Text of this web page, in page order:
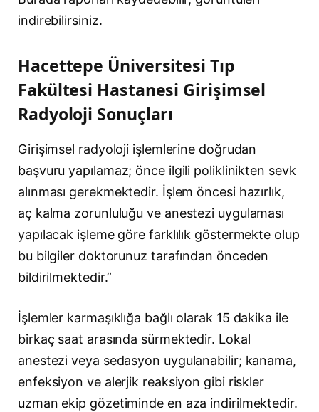
indirebilirsiniz.
Hacettepe Üniversitesi Tıp
Fakültesi Hastanesi Girişimsel
Radyoloji Sonuçları
Girişimsel radyoloji işlemlerine doğrudan
başvuru yapılamaz; önce ilgili poliklinikten sevk
alınması gerekmektedir. İşlem öncesi hazırlık,
aç kalma zorunluluğu ve anestezi uygulaması
yapılacak işleme göre farklılık göstermekte olup
bu bilgiler doktorunuz tarafından önceden
bildirilmektedir.”
İşlemler karmaşıklığa bağlı olarak 15 dakika ile
birkaç saat arasında sürmektedir. Lokal
anestezi veya sedasyon uygulanabilir; kanama,
enfeksiyon ve alerjik reaksiyon gibi riskler
uzman ekip gözetiminde en aza indirilmektedir.